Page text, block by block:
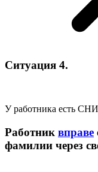
Ситуация 4.
У работника есть
Работник вправе
фамилии через